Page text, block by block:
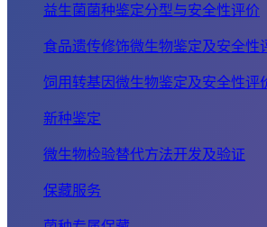
益生菌菌种鉴定分型与安全性评价
食品遗传修饰微生物鉴定及安全性
饲用转基因微生物鉴定及安全性评
新种鉴定
微生物检验替代方法开发及验证
保藏服务